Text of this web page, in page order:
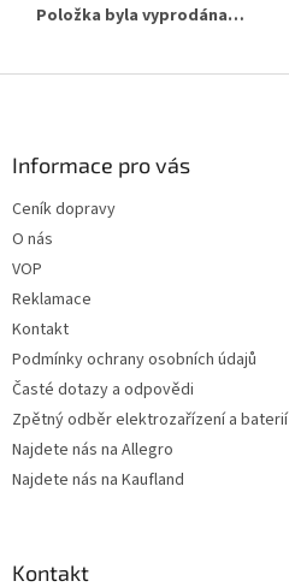
Položka byla vyprodána…
Informace pro vás
Ceník dopravy
O nás
VOP
Reklamace
Kontakt
Podmínky ochrany osobních údajů
Časté dotazy a odpovědi
Zpětný odběr elektrozařízení a baterií
Najdete nás na Allegro
Najdete nás na Kaufland
Kontakt